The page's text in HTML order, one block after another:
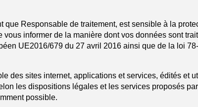
Responsable de traitement, est sensible à la
informer de la manière dont vos données sont
UE2016/679 du 27 avril 2016 ainsi que de la loi
des sites internet, applications et services, édités et
les dispositions légales et les services proposés
possible.